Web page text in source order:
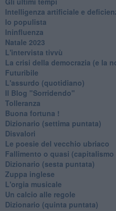
Intelligenza artificiale e
Io populista
Ininfluenza
Natale 2023
L'intervista tivvù
La crisi della democrazia (e la
Futuribile
L'assurdo (quotidiano)
Il Blog "Sorridendo"
Tolleranza
Buona fortuna !
​Dizionario (settima puntata)
Disvalori
Le poesie del vecchio ubriaco
Fallimento o quasi
Dizionario (sesta puntata)
Zuppa inglese
L'orgia musicale
Un calcio alle regole
Dizionario (quinta puntata)